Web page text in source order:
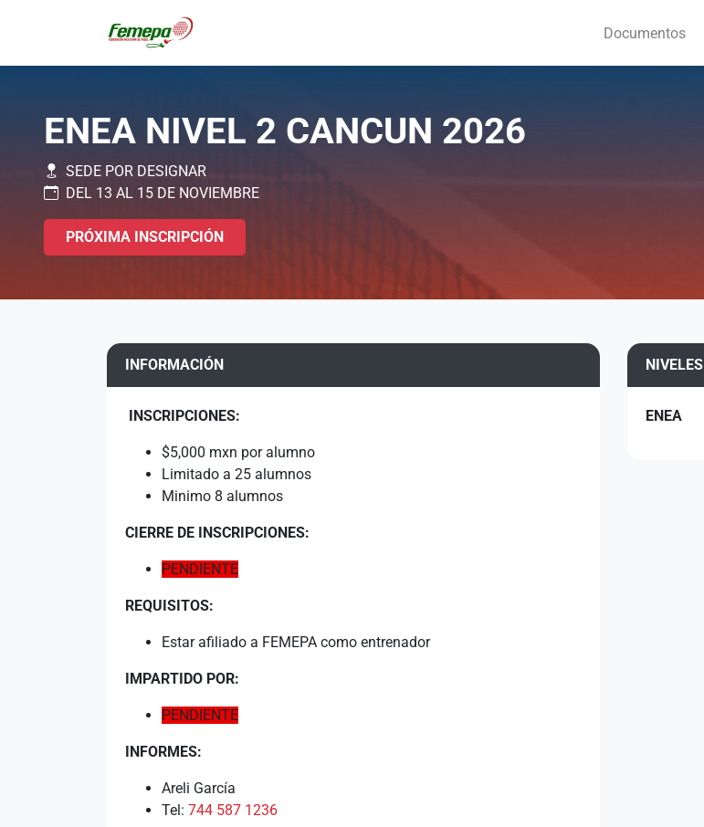
Documentos
ENEA NIVEL 2 CANCUN 2026
SEDE POR DESIGNAR
DEL 13 AL 15 DE NOVIEMBRE
PRÓXIMA INSCRIPCIÓN
INFORMACIÓN
INSCRIPCIONES:
$5,000 mxn por alumno
Limitado a 25 alumnos
Minimo 8 alumnos
CIERRE DE INSCRIPCIONES:
PENDIENTE
REQUISITOS:
Estar afiliado a FEMEPA como entrenador
IMPARTIDO POR:
PENDIENTE
INFORMES:
Areli García
Tel: 744 587 1236
NIVELES
ENEA